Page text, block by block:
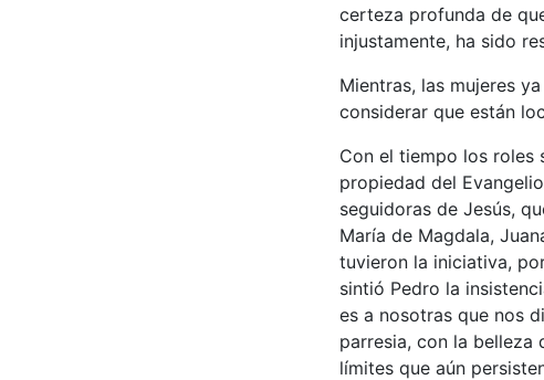
certeza profunda de
injustamente, ha sido
Mientras, las mujeres
considerar que están
Con el tiempo los roles
propiedad del
seguidoras de Jesús,
María de Magdala,
tuvieron la iniciativa,
sintió Pedro la
es a nosotras que nos
parresia, con la belleza
límites que aún